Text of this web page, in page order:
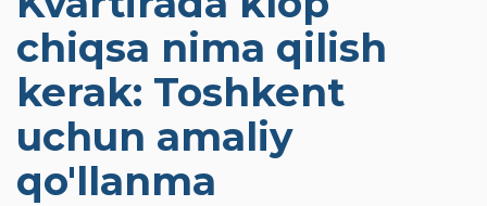
chiqsa nima qilish
kerak: Toshkent
uchun amaliy
qo'llanma